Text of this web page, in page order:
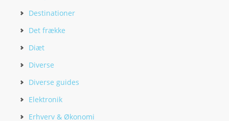
Destinationer
Det frække
Diæt
Diverse
Diverse guides
Elektronik
Erhverv & Økonomi